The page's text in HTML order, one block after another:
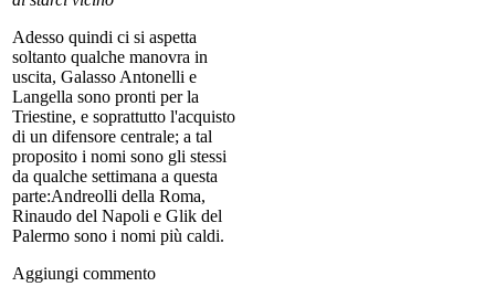
Adesso quindi ci si aspetta
soltanto qualche manovra in
uscita, Galasso Antonelli e
Langella sono pronti per la
Triestine, e soprattutto l'acquisto
di un difensore centrale; a tal
proposito i nomi sono gli stessi
da qualche settimana a questa
parte:Andreolli della Roma,
Rinaudo del Napoli e Glik del
Palermo sono i nomi più caldi.
Aggiungi commento